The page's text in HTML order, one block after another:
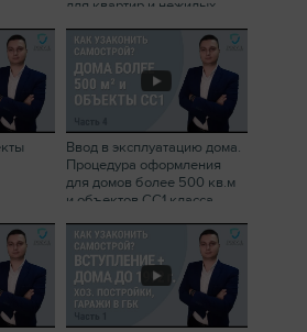
для квартир и нежилых
Ввод в эксплуатацию дома.
Процедура оформления
для домов более 500 кв.м
и объектов СС1 класса